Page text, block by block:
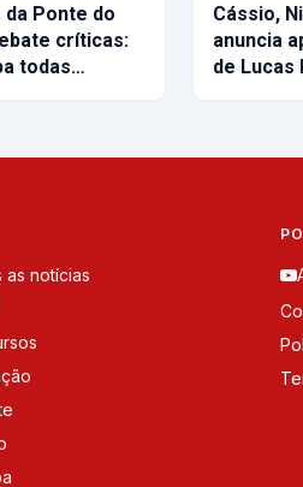
Ponte do
críticas:
todas…
Cássio,
anuncia
de Lucas
as notícias